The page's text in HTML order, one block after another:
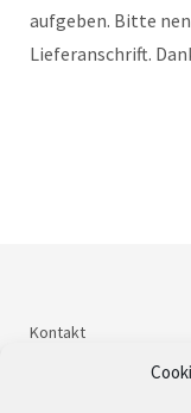
aufgeben. Bitte
Lieferanschrift.
Kontakt